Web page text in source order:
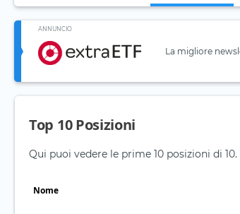
ANNUNCIO
La migliore
Top 10 Posizioni
Qui puoi vedere le prime 10 posizioni di 10.
Nome